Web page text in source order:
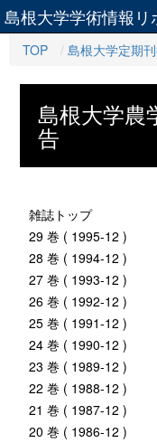
島根大学学術情報リ
TOP 島根大学定期
島根大学農
告
雑誌トップ
29 巻 ( 1995-12 )
28 巻 ( 1994-12 )
27 巻 ( 1993-12 )
26 巻 ( 1992-12 )
25 巻 ( 1991-12 )
24 巻 ( 1990-12 )
23 巻 ( 1989-12 )
22 巻 ( 1988-12 )
21 巻 ( 1987-12 )
20 巻 ( 1986-12 )